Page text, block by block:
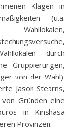
Klagen in
(u.a.
durch
Gruppierungen,
von der Wahl).
Jason Stearns,
Gründen eine
in Kinshasa
Provinzen.